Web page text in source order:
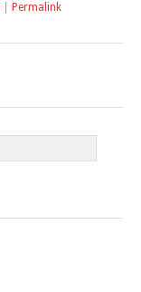
Permalink